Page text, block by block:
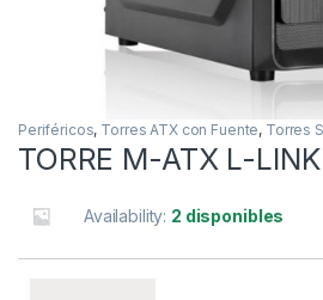
Periféricos, Torres ATX con Fuente, Torres
TORRE M-ATX L-
Availability: 2 disponibles